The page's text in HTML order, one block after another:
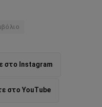
στο Instagram
στο YouTube